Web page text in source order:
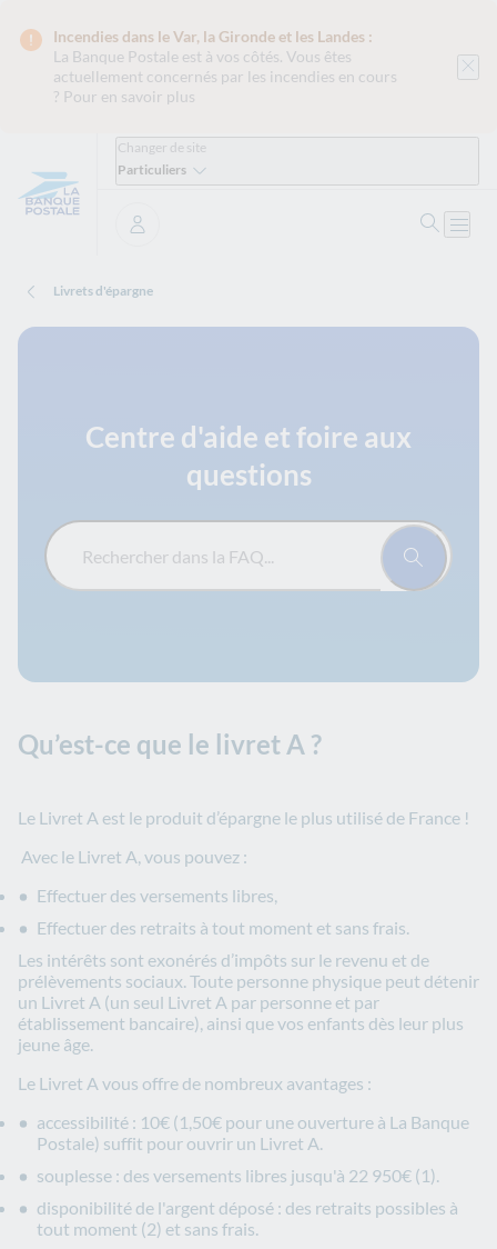
Incendies dans le Var, la Gironde et les Landes :
La Banque Postale est à vos côtés. Vous êtes
actuellement concernés par les incendies en cours
? Pour en savoir plus
Changer de site
Particuliers
Se connecter
Livrets d'épargne
Centre d'aide et foire aux
questions
Rechercher dans la FAQ...
Qu’est-ce que le livret A ?
Le Livret A est le produit d’épargne le plus utilisé de France !
Avec le Livret A, vous pouvez :
Effectuer des versements libres,
Effectuer des retraits à tout moment et sans frais.
Les intérêts sont exonérés d’impôts sur le revenu et de
prélèvements sociaux. Toute personne physique peut détenir
un Livret A (un seul Livret A par personne et par
établissement bancaire), ainsi que vos enfants dès leur plus
jeune âge.
Le Livret A vous offre de nombreux avantages :
accessibilité : 10€ (1,50€ pour une ouverture à La Banque
Postale) suffit pour ouvrir un Livret A.
souplesse : des versements libres jusqu'à 22 950€ (1).
disponibilité de l'argent déposé : des retraits possibles à
tout moment (2) et sans frais.